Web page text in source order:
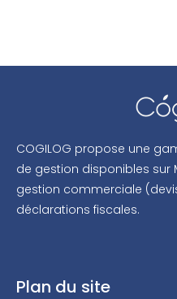
COGILOG propose une
de gestion disponibles sur
gestion commerciale
déclarations fiscales.
Plan du site